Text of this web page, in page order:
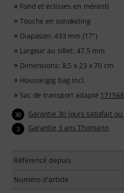
prix allemand de l'éducation
catégorie « Cours
leçons de guitare en vidéo
avancés : pop, rock, blues,
Profitez d'un accompagnement
intelligent avec fonction
autres fonctionnalités.
Fond et éclisses en méranti
Touche en sonokeling
Diapason: 433 mm (17")
Largeur au sillet: 47,5 mm
Dimensions: 8,5 x 23 x 70 cm
Housse/gig bag incl.
Sac de transport adapté 171568
30 Garantie 30 jours satisfait
3 Garantie 3 ans Thomann
Référencé depuis
Numéro d'article